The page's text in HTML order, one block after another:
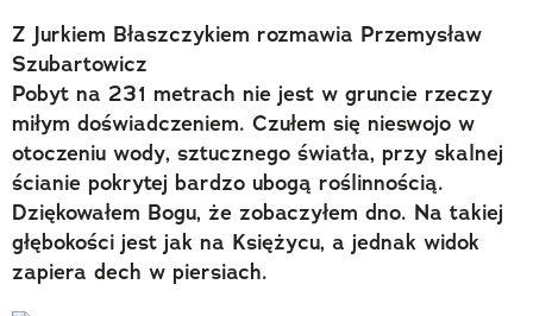
Polecane
Z Jurkiem Błaszczykiem rozmawia Przemysław
Szubartowicz
Pobyt na 231 metrach nie jest w gruncie rzeczy
miłym doświadczeniem. Czułem się nieswojo w
otoczeniu wody, sztucznego światła, przy skalnej
ścianie pokrytej bardzo ubogą roślinnością.
Dziękowałem Bogu, że zobaczyłem dno. Na takiej
głębokości jest jak na Księżycu, a jednak widok
zapiera dech w piersiach.